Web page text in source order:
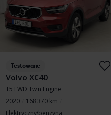
Testowane
Volvo XC40
T5 FWD Twin Engine
2020
168 370 km
Elektryczny/benzyna